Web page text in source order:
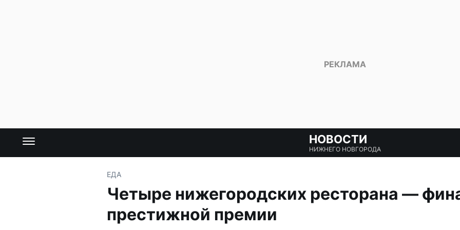
НОВОСТИ
НИЖНЕГО НОВГОРОДА
ЕДА
Четыре нижегородских ресторана —
престижной премии